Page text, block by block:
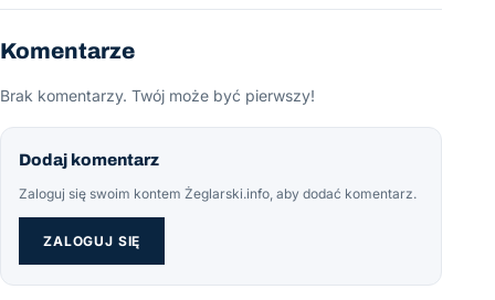
Komentarze
Brak komentarzy. Twój może być pierwszy!
Dodaj komentarz
Zaloguj się swoim kontem Żeglarski.info, aby dodać komentarz.
ZALOGUJ SIĘ